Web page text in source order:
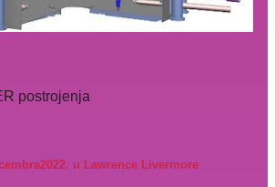
postrojenja
u Lawrence Livermore